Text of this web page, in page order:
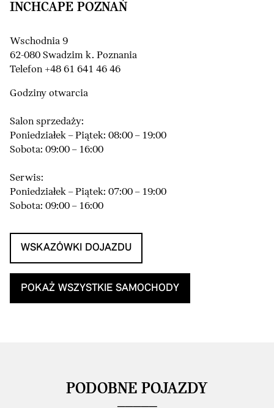
INCHCAPE POZNAŃ
Wschodnia 9
62-080 Swadzim k. Poznania
Telefon +48 61 641 46 46
Godziny otwarcia
Salon sprzedaży:
Poniedziałek – Piątek: 08:00 – 19:00
Sobota: 09:00 – 16:00
Serwis:
Poniedziałek – Piątek: 07:00 – 19:00
Sobota: 09:00 – 16:00
WSKAZÓWKI DOJAZDU
POKAŻ WSZYSTKIE SAMOCHODY
PODOBNE POJAZDY